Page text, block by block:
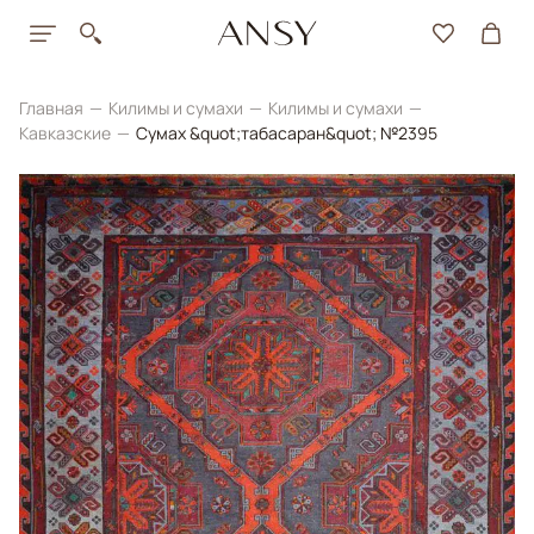
Главная Килимы и сумахи
Килимы и сумахи
Кавказские
Сумах &quot;табасаран&quot; №2395